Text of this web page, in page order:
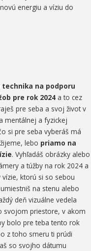
energiu a víziu do
na podporu
pre rok 2024 a to cez
pre seba a svoj život v
mentálnej a fyzickej
si pre seba vyberáš má
lebo priamo na
. Vyhľadáš obrázky alebo
a túžby na rok 2024 a
ktorú si so sebou
na stenu alebo
deň vizuálne vedela
svojom priestore, v akom
bolo pre teba tento rok
z toho smeru ti prúdi
so svojho dátumu